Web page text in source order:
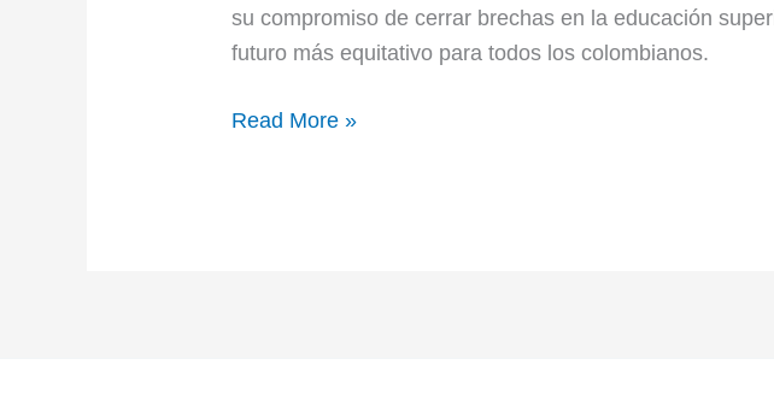
su compromiso de cerrar brechas en la educación
futuro más equitativo para todos los colombianos.
Read More »